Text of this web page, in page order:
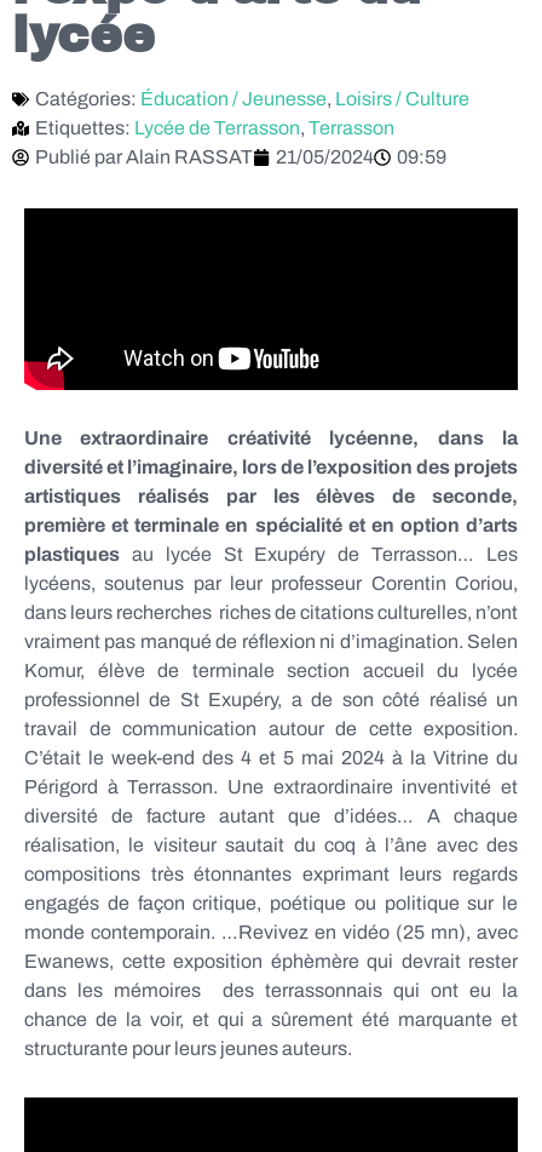
lycée
Catégories: Éducation / Jeunesse, Loisirs / Culture
Etiquettes: Lycée de Terrasson, Terrasson
Publié parAlain RASSAT 21/05/2024 09:59
Une extraordinaire créativité lycéenne, dans la
diversité et l’imaginaire, lors de l’exposition des projets
artistiques réalisés par lesélèves de seconde,
première et terminale en spécialité et en option d’arts
plastiques au lycée St Exupéry de Terrasson… Les
lycéens, soutenus par leur professeur Corentin Coriou,
dans leurs recherches riches de citations culturelles, n’ont
vraiment pas manqué de réflexion ni d’imagination. Selen
Komur, élève de terminale section accueil du lycée
professionnel de St Exupéry, a de son côté réalisé un
travail de communication autour de cette exposition.
C’était le week-end des 4 et 5 mai 2024 à la Vitrine du
Périgord à Terrasson. Une extraordinaire inventivité et
diversité de facture autant que d’idées… A chaque
réalisation, le visiteur sautait du coq à l’âne avec des
compositions très étonnantes exprimant leurs regards
engagés de façon critique, poétique ou politique sur le
monde contemporain. …Revivez en vidéo (25 mn), avec
Ewanews, cette exposition éphèmère qui devrait rester
dans les mémoires des terrassonnais qui ont eu la
chance de la voir, et qui a sûrement été marquante et
structurante pour leurs jeunes auteurs.